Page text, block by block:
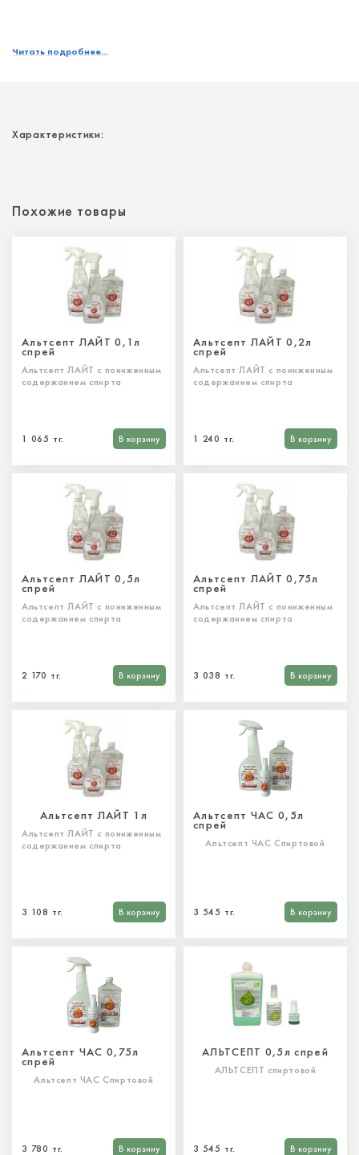
Читать подробнее...
Характеристики:
Похожие товары
Альтсепт ЛАЙТ 0,1л
спрей
Альтсепт ЛАЙТ с пониженным
содержанием спирта
1 065 тг. В корзину
Альтсепт ЛАЙТ 0,2л
спрей
Альтсепт ЛАЙТ с пониженным
содержанием спирта
1 240 тг. В корзину
Альтсепт ЛАЙТ 0,5л
спрей
Альтсепт ЛАЙТ с пониженным
содержанием спирта
2 170 тг. В корзину
Альтсепт ЛАЙТ 0,75л
спрей
Альтсепт ЛАЙТ с пониженным
содержанием спирта
3 038 тг. В корзину
Альтсепт ЛАЙТ 1л
Альтсепт ЛАЙТ с пониженным
содержанием спирта
3 108 тг. В корзину
Альтсепт ЧАС 0,5л
спрей
Альтсепт ЧАС Спиртовой
3 545 тг. В корзину
Альтсепт ЧАС 0,75л
спрей
Альтсепт ЧАС Спиртовой
3 780 тг. В корзину
АЛЬТСЕПТ 0,5л спрей
АЛЬТСЕПТ спиртовой
3 545 тг. В корзину